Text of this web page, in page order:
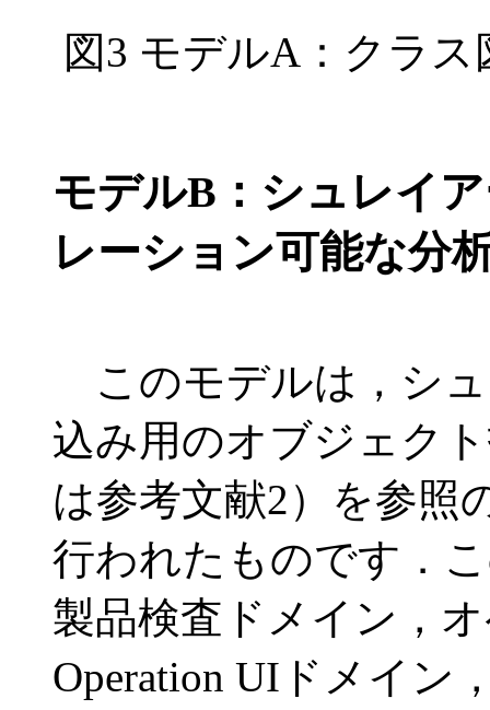
図3 モデルA：クラ
モデルB：シュレイ
レーション可能な分
このモデルは，シ
込み用のオブジェク
は参考文献2）を参照
行われたものです．
製品検査ドメイン，
Operation UIドメイン